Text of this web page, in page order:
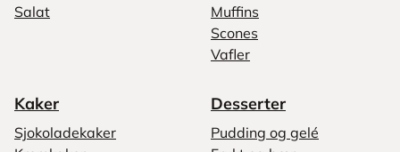
Salat
Muffins
Scones
Vafler
Kaker
Sjokoladekaker
Desserter
Pudding og gelé